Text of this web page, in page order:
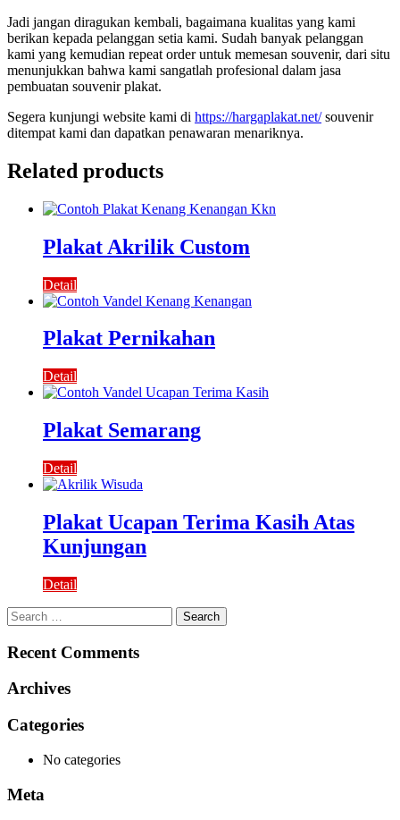
Jadi jangan diragukan kembali, bagaimana kualitas yang kami
berikan kepada pelanggan setia kami. Sudah banyak pelanggan
kami yang kemudian repeat order untuk memesan souvenir, dari situ
menunjukkan bahwa kami sangatlah profesional dalam jasa
pembuatan souvenir plakat.
Segera kunjungi website kami di https://hargaplakat.net/souvenir
ditempat kami dan dapatkan penawaran menariknya.
Related products
Plakat Akrilik Custom
Detail
Plakat Pernikahan
Detail
Plakat Semarang
Detail
Plakat Ucapan Terima Kasih Atas
Kunjungan
Detail
Search
for:
Recent Comments
Archives
Categories
No categories
Meta